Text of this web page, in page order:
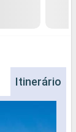
Dia 6 Dia
Itinerário